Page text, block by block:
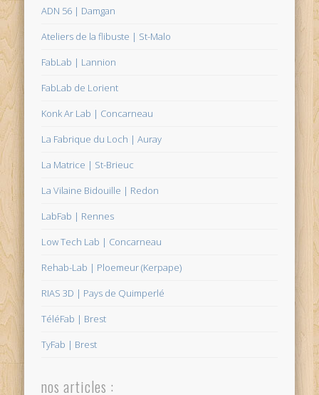
ADN 56 | Damgan
Ateliers de la flibuste | St-Malo
FabLab | Lannion
FabLab de Lorient
Konk Ar Lab | Concarneau
La Fabrique du Loch | Auray
La Matrice | St-Brieuc
La Vilaine Bidouille | Redon
LabFab | Rennes
Low Tech Lab | Concarneau
Rehab-Lab | Ploemeur (Kerpape)
RIAS 3D | Pays de Quimperlé
TéléFab | Brest
TyFab | Brest
nos articles :